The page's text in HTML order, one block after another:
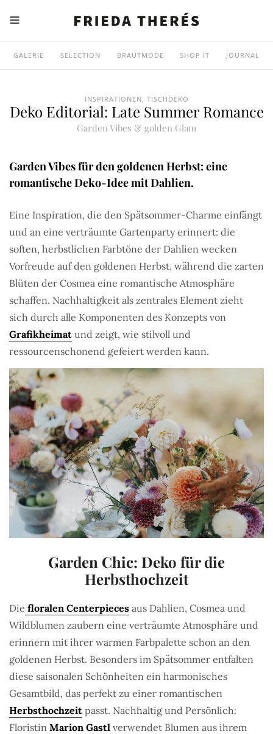
GALERIE SELECTION BRAUTMODE SHOP IT JOURNAL
INSPIRATIONEN TISCHDEKO
Deko Editorial: Late Summer Romance
Garden Vibes & golden Glam
Garden Vibes für den goldenen Herbst: eine
romantische Deko-Idee mit Dahlien.
Eine Inspiration, die den Spätsommer-Charme einfängt
und an eine verträumte Gartenparty erinnert: die
soften, herbstlichen Farbtöne der Dahlien wecken
Vorfreude auf den goldenen Herbst, während die zarten
Blüten der Cosmea eine romantische Atmosphäre
schaffen. Nachhaltigkeit als zentrales Element zieht
sich durch alle Komponenten des Konzepts von
Grafikheimat und zeigt, wie stilvoll und
ressourcenschonend gefeiert werden kann.
Garden Chic: Deko für die
Herbsthochzeit
Die floralen Centerpieces aus Dahlien, Cosmea und
Wildblumen zaubern eine verträumte Atmosphäre und
erinnern mit ihrer warmen Farbpalette schon an den
goldenen Herbst. Besonders im Spätsommer entfalten
diese saisonalen Schönheiten ein harmonisches
Gesamtbild, das perfekt zu einer romantischen
Herbsthochzeit passt. Nachhaltig und Persönlich:
Floristin Marion Gastl verwendet Blumen aus ihrem